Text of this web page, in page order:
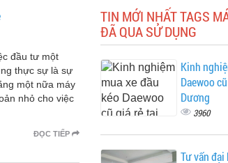
đầu tư một
thực sự là sự
một nữa máy
nhỏ cho việc
ĐỌC TIẾP
TIN MỚI NHẤT TAGS
ĐÃ QUA SỬ DỤNG
Kinh
Daewoo
Dương
3960
Tư vấn đại